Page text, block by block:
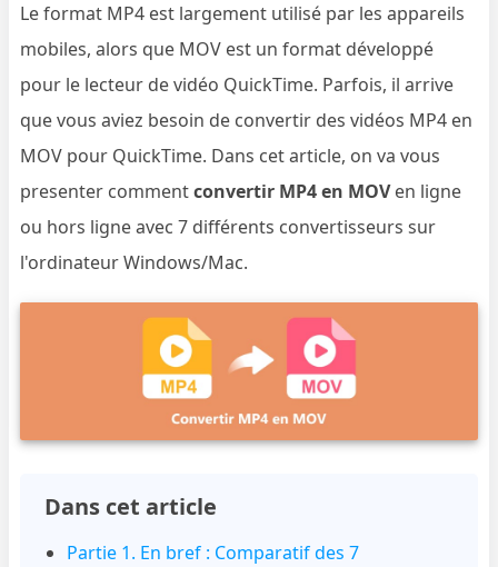
Le format MP4 est largement utilisé par les appareils
mobiles, alors que MOV est un format développé
pour le lecteur de vidéo QuickTime. Parfois, il arrive
que vous aviez besoin de convertir des vidéos MP4 en
MOV pour QuickTime. Dans cet article, on va vous
presenter commentconvertir MP4 en MOVen ligne
ou hors ligne avec 7 différents convertisseurs sur
l'ordinateur Windows/Mac.
Dans cet article
Partie 1. En bref : Comparatif des 7